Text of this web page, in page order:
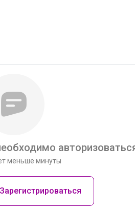
меньше минуты
Зарегистрироваться